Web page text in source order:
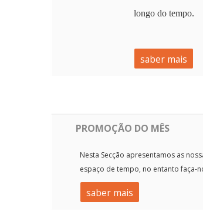
longo do tempo.
saber mais
PROMOÇÃO DO MÊS
Nesta Secção apresentamos as
espaço de tempo, no entanto faça-
saber mais